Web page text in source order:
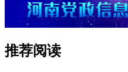
推荐阅读